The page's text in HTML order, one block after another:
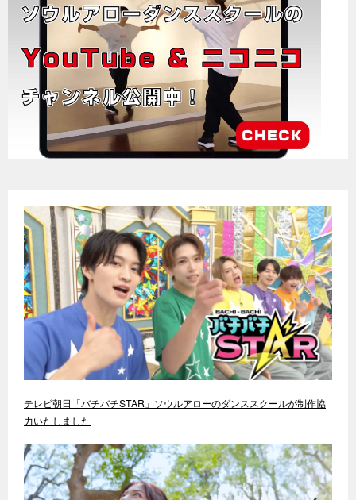
テレビ朝日「バチバチSTAR」ソウルアローのダンススクールが制作協
力いたしました